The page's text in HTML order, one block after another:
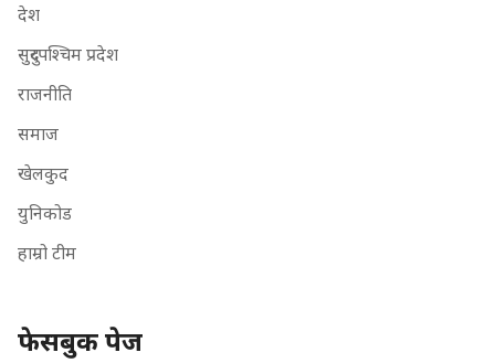
देश
सुदुरपश्चिम प्रदेश
राजनीति
समाज
खेलकुद
युनिकोड
हाम्रो टीम
फेसबुक पेज